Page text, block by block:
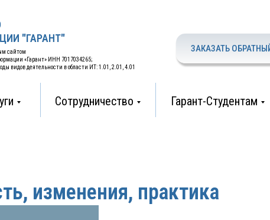
"ГАРАНТ"
Сотрудничество Гарант-Студентам
ЗАКАЗАТЬ
сайтом
«Гарант» ИНН 7017034265;
видов деятельности в области ИТ: 1.01, 2.01, 4.01
изменения, практика